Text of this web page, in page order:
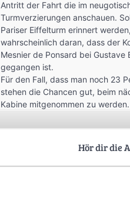
Antritt der Fahrt die im
Turmverzierungen anschauen.
Pariser Eiffelturm erinnert
wahrscheinlich daran, dass der
Mesnier de Ponsard bei Gustave
gegangen ist.
Für den Fall, dass man noch 23
stehen die Chancen gut, beim
Kabine mitgenommen zu
Aufzug erwarten den Fahrgast
Holzvertäfelungen. Wenn sich
Besucher können von hier aus
Aussichtsplattform einen
Hör dir die